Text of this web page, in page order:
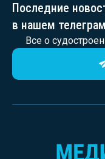
Последние
в нашем
Все о